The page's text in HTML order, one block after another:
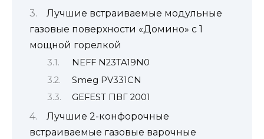
Лучшие встраиваемые модульные
газовые поверхности «Домино» с 1
мощной горелкой
NEFF N23TA19N0
Smeg PV331CN
GEFEST ПВГ 2001
Лучшие 2-конфорочные
встраиваемые газовые варочные